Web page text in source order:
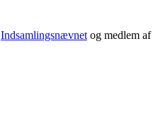
Indsamlingsnævnetog medlem af